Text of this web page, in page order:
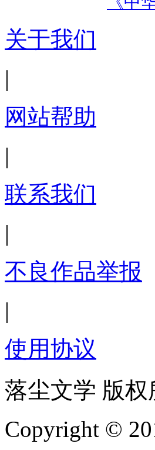
关于我们
|
网站帮助
|
联系我们
|
不良作品举报
|
使用协议
落尘文学 版
Copyright ©